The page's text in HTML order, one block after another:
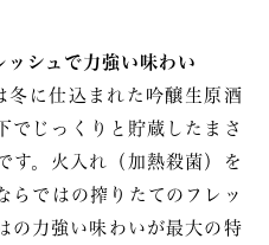
ッシュで力強い味わい
に仕込まれた吟醸生原酒
でじっくりと貯蔵したまさ
す。火入れ（加熱殺菌）を
らではの搾りたてのフレッ
の力強い味わいが最大の特